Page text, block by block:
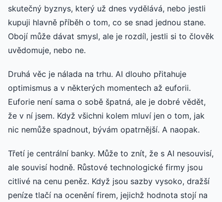
skutečný byznys, který už dnes vydělává, nebo jestli
kupuji hlavně příběh o tom, co se snad jednou stane.
Obojí může dávat smysl, ale je rozdíl, jestli si to člověk
uvědomuje, nebo ne.
Druhá věc je nálada na trhu. AI dlouho přitahuje
optimismus a v některých momentech až euforii.
Euforie není sama o sobě špatná, ale je dobré vědět,
že v ní jsem. Když všichni kolem mluví jen o tom, jak
nic nemůže spadnout, bývám opatrnější. A naopak.
Třetí je centrální banky. Může to znít, že s AI nesouvisí,
ale souvisí hodně. Růstové technologické firmy jsou
citlivé na cenu peněz. Když jsou sazby vysoko, dražší
peníze tlačí na ocenění firem, jejichž hodnota stojí na